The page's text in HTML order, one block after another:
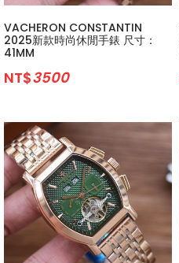
VACHERON CONSTANTIN
2025新款時尚休閒手錶 尺寸：
41MM
NT$3500